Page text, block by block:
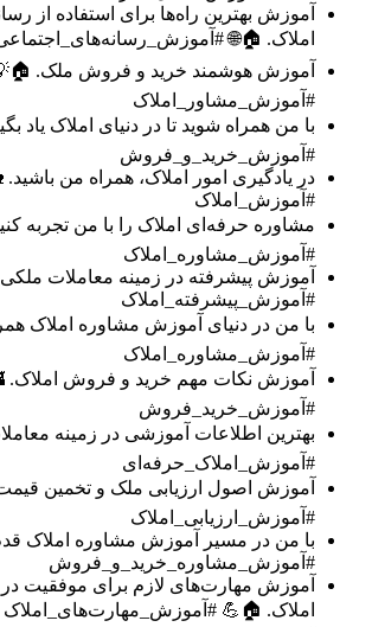
آموزش بهترین راه‌ها برای استفاده از
املاک. 🏠🌐
آموزش هوشمند خرید و فروش ملک.
#آموزش_مشاور_املاک
با من همراه شوید تا در دنیای املاک یاد
#آموزش_خرید_و_فروش
در یادگیری امور املاک، همراه من
#آموزش_املاک
مشاوره حرفه‌ای املاک را با من تجربه
#آموزش_مشاوره_املاک
آموزش پیشرفته در زمینه معاملات
#آموزش_پیشرفته_املاک
با من در دنیای آموزش مشاوره املاک
#آموزش_مشاوره_املاک
آموزش نکات مهم خرید و فروش املاک.
#آموزش_خرید_فروش
بهترین اطلاعات آموزشی در زمینه
#آموزش_املاک_حرفه‌ای
آموزش اصول ارزیابی ملک و تخمین
#آموزش_ارزیابی_املاک
با من در مسیر آموزش مشاوره املاک
#آموزش_مشاوره_خرید_و_فروش
آموزش مهارت‌های لازم برای موفقیت
املاک. 🏠💪 #آموزش_مهارت‌های_املاک